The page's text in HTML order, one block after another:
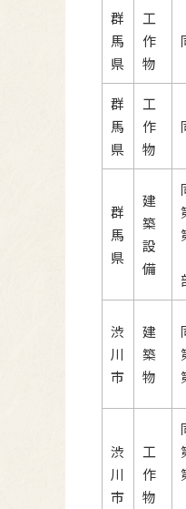
群
馬
県
工
作
物
群
馬
県
工
作
物
群
馬
県
建
築
設
備
渋
川
市
建
築
物
渋
川
市
工
作
物